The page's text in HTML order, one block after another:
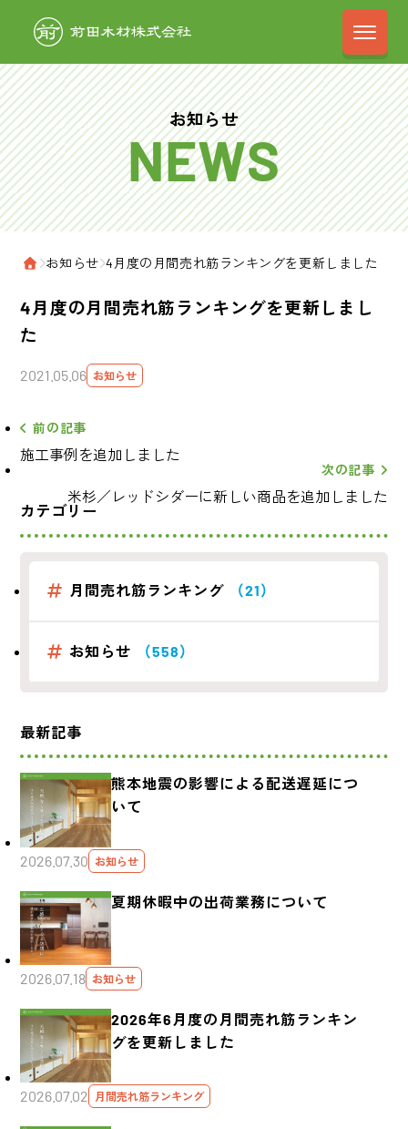
前田木材株式
お知らせ
ホーム
›お知らせ›4月度の月間売れ筋ランキングを更新しました
4月度の月間売れ筋ランキングを更新しまし
た
2021.05.06 お知らせ
前の記事
施工事例を追加しました
次の記事
米杉／レッドシダーに新しい商品を追加しました
カテゴリー
月間売れ筋ランキング （21）
お知らせ （558）
最新記事
熊本地震の影響による配送遅延につ
いて
2026.07.30 お知らせ
夏期休暇中の出荷業務について
2026.07.18 お知らせ
2026年6月度の月間売れ筋ランキン
グを更新しました
2026.07.02 月間売れ筋ランキング